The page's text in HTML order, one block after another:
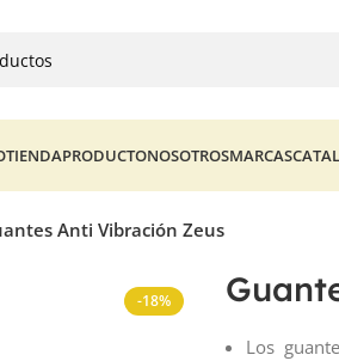
TIENDAPRODUCTONOSOTROSMARCAS
Anti Vibración Zeus
-18%
Los